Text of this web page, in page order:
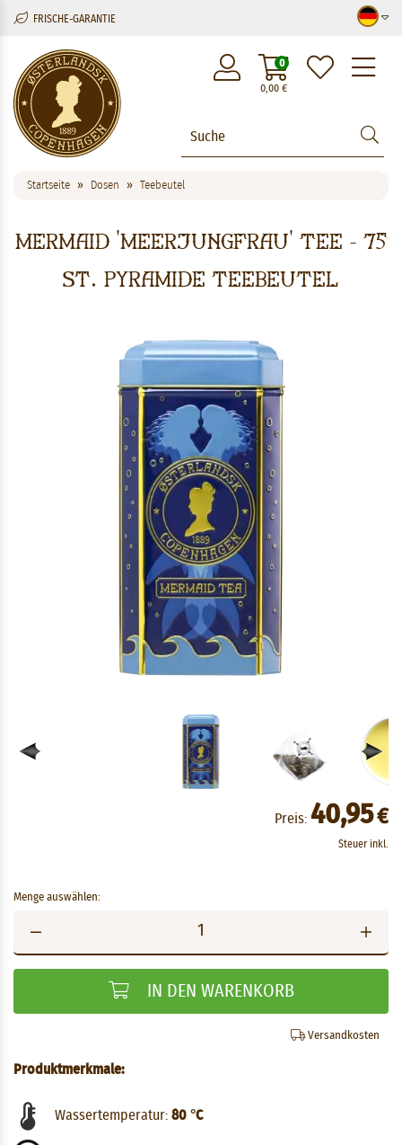
FRISCHE-GARANTIE
0,00€
0
Startseite Dosen Teebeutel
Mermaid 'Meerjungfrau' Tee - 75
St. Pyramide Teebeutel
Preis: 40,95€
Steuer inkl.
Menge auswählen:
IN DEN WARENKORB
Versandkosten
Produktmerkmale:
Wassertemperatur: 80 °C